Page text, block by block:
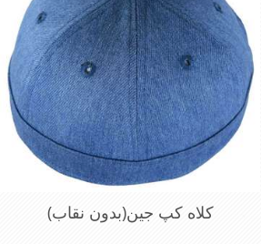
کلاه کپ جین(بدون نقاب)